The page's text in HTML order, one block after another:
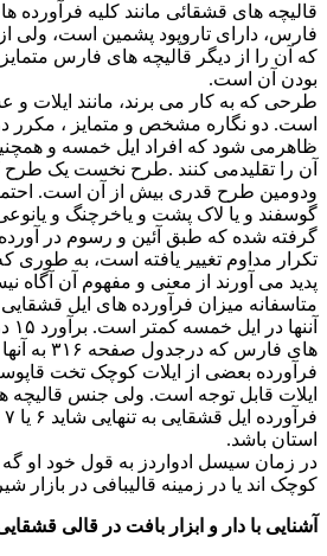
قالیچه های قشقائی مانند کلیه فرآورده
فارس، دارای تاروپود پشمین است، ولی
که آن را از دیگر قالیچه های فارس
بودن آن است.
طرحی که به کار می برند، مانند ایلات و
است. دو نگاره مشخص و متمایز ، مکرر در
ظاهرمی شود که افراد ایل خمسه و همچنین
آن را تقلیدمی کنند .طرح نخست یک
ودومین طرح قدری بیش از آن است.
گوسفند و یا لاک پشت و یاخرچنگ و
گرفته شده که طبق آئین و رسوم در آورده
تکرار مداوم تغییر یافته است، به طوری که
پدید می آورند از معنی و مفهوم آن آگاه
متاسفانه میزان فرآورده های ایل
های فارس
فرآورده بعضی از ایلات کوچک تخت
ایلات قابل توجه است. ولی جنس
استان باشد.
در زمان سیسل ادواردز به قول خود او گه
کوچک اند یا در زمینه قالیبافی در بازار
آشنایی با دار و ابزار بافت در قالی